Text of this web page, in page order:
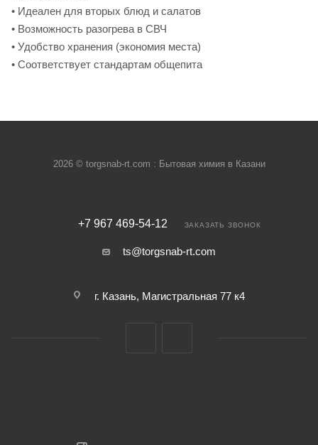
• Идеален для вторых блюд и салатов
• Возможность разогрева в СВЧ
• Удобство хранения (экономия места)
• Соответствует стандартам общепита
2026 © torgsnab-rt.com : Бытовая химия в Казани
+7 967 469-54-12 ЗАКАЗАТЬ ЗВОНОК
ts@torgsnab-rt.com
г. Казань, Магистральная 77 к4